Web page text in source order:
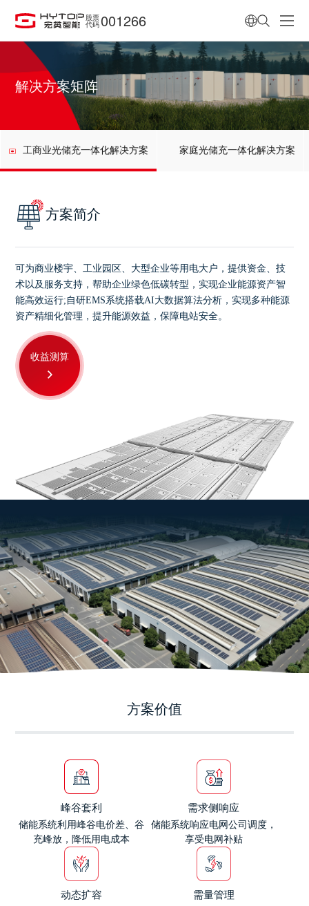
股票
代码 001266
解决方案矩阵
工商业光储充一体化解决方案 家庭光储充一体化解决方案
方案简介
可为商业楼宇、工业园区、大型企业等用电大户，提供资金、技
术以及服务支持，帮助企业绿色低碳转型，实现企业能源资产智
能高效运行;自研EMS系统搭载AI大数据算法分析，实现多种能源
资产精细化管理，提升能源效益，保障电站安全。
收益测算
方案价值
峰谷套利
储能系统利用峰谷电价差、谷
充峰放，降低用电成本
需求侧响应
储能系统响应电网公司调度，
享受电网补贴
动态扩容 需量管理